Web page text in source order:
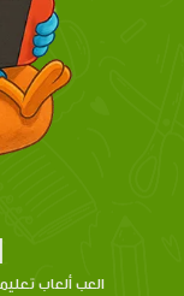
العب ألعاب